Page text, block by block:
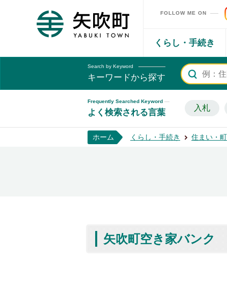
矢吹町ホームページ
FOLLOW ME ON
くらし・手続き
Search by Keyword
キーワードから探す
Frequently Searched Keyword
よく検索される言葉 入札
ホーム くらし・手続き 住まい・
矢吹町空き家バンク